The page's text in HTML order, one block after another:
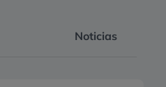
Noticias